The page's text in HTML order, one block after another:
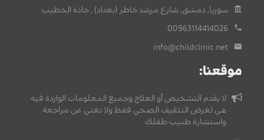
سوريا, دمشق, شارع مرشد خاطر (بغداد) , جادة الخطيب.
00963114414026
info@childclinic.net
موقعنا:
لا يقدم التشخيص أو العلاج وجميع المعلومات الواردة فيه
هي لغرض التثقيف الصحي فقط ولا تغني عن مراجعة
واستشارة طبيب طفلك.